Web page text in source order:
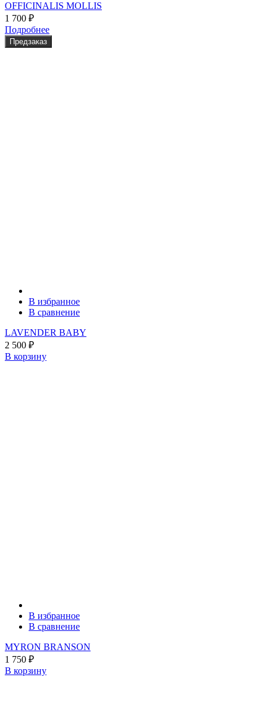
OFFICINALIS MOLLIS
1 700 ₽
Подробнее
Предзаказ
В избранное
В сравнение
LAVENDER BABY
2 500 ₽
В корзину
В избранное
В сравнение
MYRON BRANSON
1 750 ₽
В корзину